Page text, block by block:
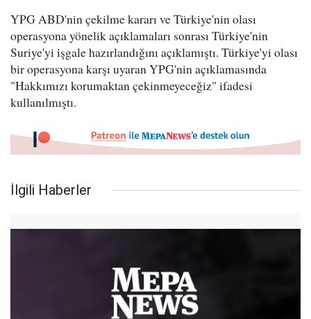
YPG ABD'nin çekilme kararı ve Türkiye'nin olası
operasyona yönelik açıklamaları sonrası Türkiye'nin
Suriye'yi işgale hazırlandığını açıklamıştı. Türkiye'yi olası
bir operasyona karşı uyaran YPG'nin açıklamasında
"Hakkımızı korumaktan çekinmeyeceğiz" ifadesi
kullanılmıştı.
İlgili Haberler